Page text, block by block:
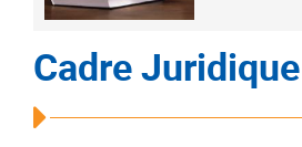
Cadre Juridique